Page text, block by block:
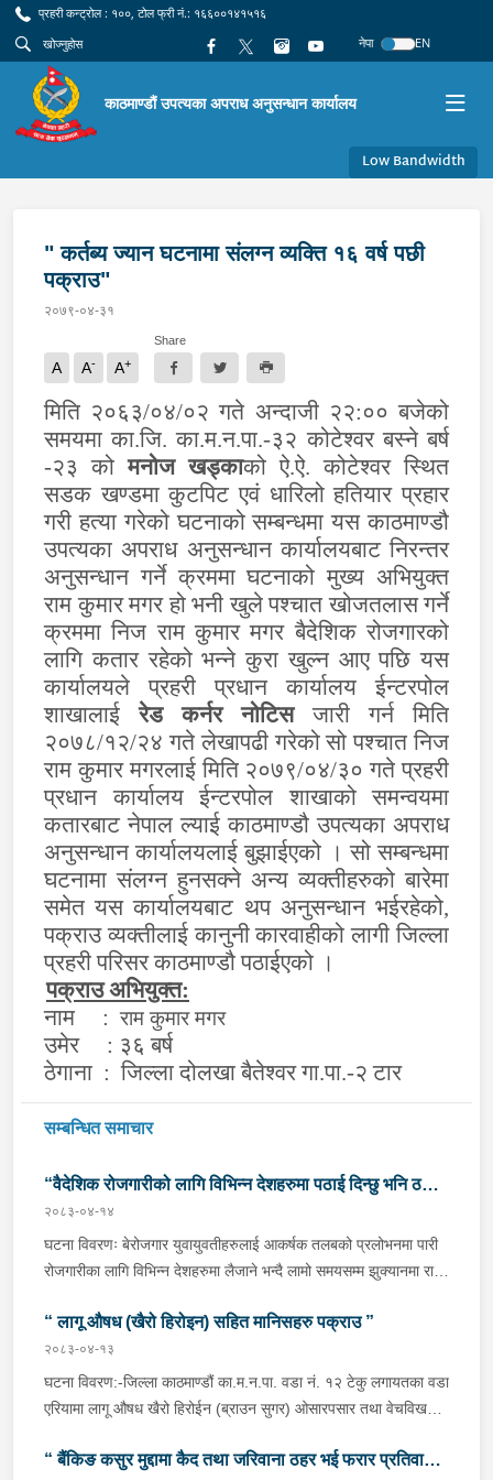
प्रहरी कन्ट्रोल : १००, टोल फ्री नं.: १६६००१४१५१६
नेपा
EN
काठमाण्डौं उपत्यका अपराध अनुसन्धान कार्यालय
Low Bandwidth
" कर्तब्य ज्यान घटनामा संलग्न व्यक्ति १६ वर्ष पछी
पक्राउ"
२०७९-०४-३१
A A- A+
Share
मिति २०६३/०४/०२ गते अन्दाजी २२:०० बजेको
समयमा का.जि. का.म.न.पा.-३२ कोटेश्वर बस्ने बर्ष
-२३ कोमनोज खड्काको ऐ.ऐ. कोटेश्वर स्थित
सडक खण्डमा कुटपिट एवं धारिलो हतियार प्रहार
गरी हत्या गरेको घटनाको सम्बन्धमा यस काठमाण्डौ
उपत्यका अपराध अनुसन्धान कार्यालयबाट निरन्तर
अनुसन्धान गर्ने क्रममा घटनाको मुख्य अभियुक्त
राम कुमार मगर हो भनी खुले पश्चात खोजतलास गर्ने
क्रममा निज राम कुमार मगर बैदेशिक रोजगारको
लागि कतार रहेको भन्ने कुरा खुल्न आए पछि यस
कार्यालयले प्रहरी प्रधान कार्यालय ईन्टरपोल
शाखालाईरेड कर्नर नोटिसजारी गर्न मिति
२०७८/१२/२४ गते लेखापढी गरेको सो पश्चात निज
राम कुमार मगरलाई मिति २०७९/०४/३० गते प्रहरी
प्रधान कार्यालय ईन्टरपोल शाखाको समन्वयमा
कतारबाट नेपाल ल्याई काठमाण्डौ उपत्यका अपराध
अनुसन्धान कार्यालयलाई बुझाईएको । सो सम्बन्धमा
घटनामा संलग्न हुनसक्ने अन्य व्यक्तीहरुको बारेमा
समेत यस कार्यालयबाट थप अनुसन्धान भईरहेको,
पक्राउ व्यक्तीलाई कानुनी कारवाहीको लागी जिल्ला
प्रहरी परिसर काठमाण्डौ पठाईएको ।
पक्राउ अभियुक्त:
नाम : राम कुमार मगर
उमेर : ३६ बर्ष
ठेगाना : जिल्ला दोलखा बैतेश्‍वर गा.पा.-२ टार
सम्बन्धित समाचार
“वैदेशिक रोजगारीको लागि विभिन्न देशहरुमा पठाई दिन्छु भनि ठगी
गर्ने व्यक्तिहरु पक्राउ"
२०८३-०४-१४
घटना विवरणः बेरोजगार युवायुवतीहरुलाई आकर्षक तलबको प्रलोभनमा पारी
रोजगारीका लागि विभिन्न देशहरुमा लैजाने भन्दै लामो समयसम्म झुक्यानमा राखि
अनुसन्धान हुँदा विदेश पठाउने भनि ठगी गर्ने निम्न प्रतिवादीहरुलाई काठमाडौं
उपत्यकाका विभिन्न स्थानहरुबाट पक्राउ गरी थप अनुसन्धान तथा आवश्यक
कारवाहीको लागि वैदेशिक रोजगार विभाग ताहाचल, काठमाडौं पठाईएको ।
पक्राउ व्यक्तिहरुको विवरणः-१. नाम थर :- पवन कुमार के.सी.
गा.पा. वडा नं.०६ । हाल :- जिल्ला काठमाडौं टोखा न.पा. वडा
“ लागू औषध (खैरो हिरोइन) सहित मानिसहरु पक्राउ ”
२०८३-०४-१३
घटना विवरण:-जिल्ला काठमाण्डौं का.म.न.पा. वडा नं. १२ टेकु लगायतका वडा
एरियामा लागू औषध खैरो हिरोईन (ब्राउन सुगर) ओसारपसार तथा वेचविखन
टोलीले मिति २०८३/०४/१२ गते अं १९;०० बजेको समयमा जिल्ला काठमाण्डौं
“ बैंकिङ कसुर मुद्दामा कैद तथा जरिवाना ठहर भई फरार प्रतिवादी